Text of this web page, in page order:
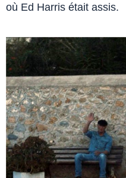
où Ed Harris était assis.